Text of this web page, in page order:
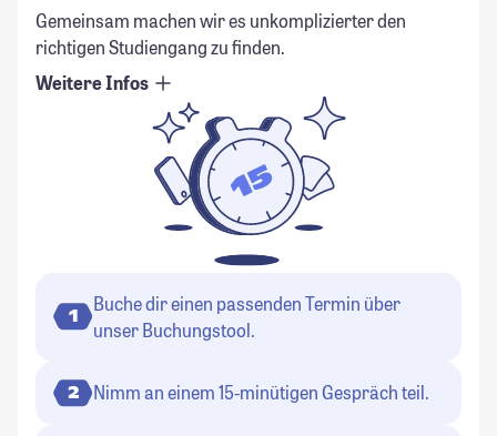
Gemeinsam machen wir es unkomplizierter den
richtigen Studiengang zu finden.
Weitere Infos
1
Buche dir einen passenden Termin über
unser Buchungstool.
2 Nimm an einem 15-minütigen Gespräch teil.